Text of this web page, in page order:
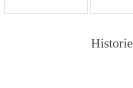
Historie